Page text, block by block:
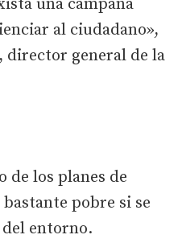
una campaña
al ciudadano»,
director general de la
de los planes de
bastante pobre si se
del entorno.